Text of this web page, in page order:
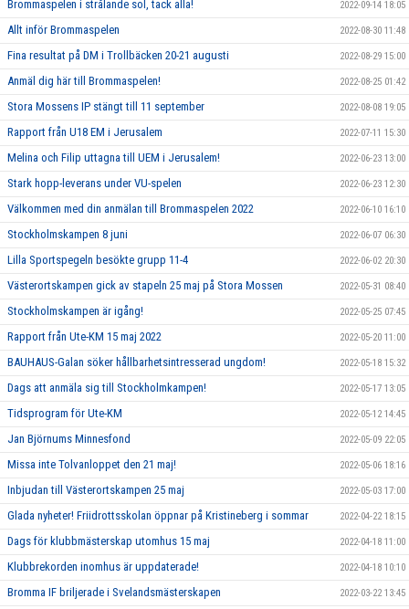
Brommaspelen i strålande sol, tack alla! 2022-09-14 18:05
Allt inför Brommaspelen 2022-08-30 11:48
Fina resultat på DM i Trollbäcken 20-21 augusti 2022-08-29 15:00
Anmäl dig här till Brommaspelen! 2022-08-25 01:42
Stora Mossens IP stängt till 11 september 2022-08-08 19:05
Rapport från U18 EM i Jerusalem 2022-07-11 15:30
Melina och Filip uttagna till UEM i Jerusalem! 2022-06-23 13:00
Stark hopp-leverans under VU-spelen 2022-06-23 12:30
Välkommen med din anmälan till Brommaspelen 2022 2022-06-10 16:10
Stockholmskampen 8 juni 2022-06-07 06:30
Lilla Sportspegeln besökte grupp 11-4 2022-06-02 20:30
Västerortskampen gick av stapeln 25 maj på Stora Mossen 2022-05-31 08:40
Stockholmskampen är igång! 2022-05-25 07:45
Rapport från Ute-KM 15 maj 2022 2022-05-20 11:00
BAUHAUS-Galan söker hållbarhetsintresserad ungdom! 2022-05-18 15:32
Dags att anmäla sig till Stockholmkampen! 2022-05-17 13:05
Tidsprogram för Ute-KM 2022-05-12 14:45
Jan Björnums Minnesfond 2022-05-09 22:05
Missa inte Tolvanloppet den 21 maj! 2022-05-06 18:16
Inbjudan till Västerortskampen 25 maj 2022-05-03 17:00
Glada nyheter! Friidrottsskolan öppnar på Kristineberg i sommar 2022-04-22 18:15
Dags för klubbmästerskap utomhus 15 maj 2022-04-18 11:00
Klubbrekorden inomhus är uppdaterade! 2022-04-18 10:10
Bromma IF briljerade i Svelandsmästerskapen 2022-03-22 13:45